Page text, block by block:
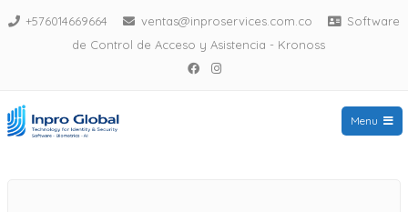
Saltar+576014669664 ventas@inproservices.com.co
Software
de Control de Acceso y Asistencia - Kronoss
FacebookInstagram
Menu